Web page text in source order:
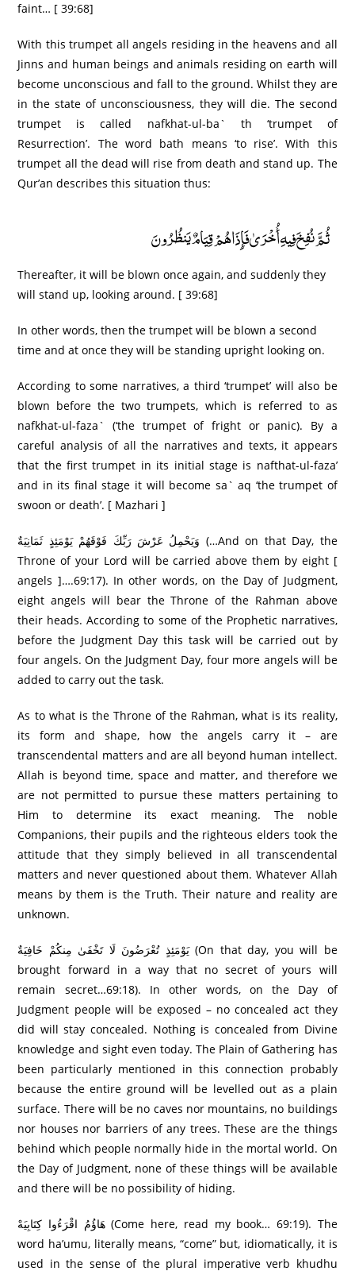
faint… [ 39:68]
With this trumpet all angels residing in the heavens and all
Jinns and human beings and animals residing on earth will
become unconscious and fall to the ground. Whilst they are
in the state of unconsciousness, they will die. The second
trumpet is called nafkhat-ul-ba` th ‘trumpet of
Resurrection’. The word bath means ‘to rise’. With this
trumpet all the dead will rise from death and stand up. The
Qur’an describes this situation thus:
ثُمَّ نُفِخَ فِيهِ أُخْرَ‌ىٰ فَإِذَا هُمْ قِيَامٌ يَنظُرُ‌ونَ
Thereafter, it will be blown once again, and suddenly they
will stand up, looking around. [ 39:68]
In other words, then the trumpet will be blown a second
time and at once they will be standing upright looking on.
According to some narratives, a third ‘trumpet’ will also be
blown before the two trumpets, which is referred to as
nafkhat-ul-faza` (‘the trumpet of fright or panic). By a
careful analysis of all the narratives and texts, it appears
that the first trumpet in its initial stage is nafthat-ul-faza’
and in its final stage it will become sa` aq ‘the trumpet of
swoon or death’. [ Mazhari ]
وَيَحْمِلُ عَرْ‌شَ رَ‌بِّكَ فَوْقَهُمْ يَوْمَئِذٍ ثَمَانِيَةٌ (…And on that Day, the
Throne of your Lord will be carried above them by eight [
angels ]….69:17). In other words, on the Day of Judgment,
eight angels will bear the Throne of the Rahman above
their heads. According to some of the Prophetic narratives,
before the Judgment Day this task will be carried out by
four angels. On the Judgment Day, four more angels will be
added to carry out the task.
As to what is the Throne of the Rahman, what is its reality,
its form and shape, how the angels carry it – are
transcendental matters and are all beyond human intellect.
Allah is beyond time, space and matter, and therefore we
are not permitted to pursue these matters pertaining to
Him to determine its exact meaning. The noble
Companions, their pupils and the righteous elders took the
attitude that they simply believed in all transcendental
matters and never questioned about them. Whatever Allah
means by them is the Truth. Their nature and reality are
unknown.
يَوْمَئِذٍ تُعْرَ‌ضُونَ لَا تَخْفَىٰ مِنكُمْ خَافِيَةٌ (On that day, you will be
brought forward in a way that no secret of yours will
remain secret…69:18). In other words, on the Day of
Judgment people will be exposed – no concealed act they
did will stay concealed. Nothing is concealed from Divine
knowledge and sight even today. The Plain of Gathering has
been particularly mentioned in this connection probably
because the entire ground will be levelled out as a plain
surface. There will be no caves nor mountains, no buildings
nor houses nor barriers of any trees. These are the things
behind which people normally hide in the mortal world. On
the Day of Judgment, none of these things will be available
and there will be no possibility of hiding.
هَاؤُمُ اقْرَ‌ءُوا كِتَابِيَهْ (Come here, read my book… 69:19). The
word ha’umu, literally means, “come” but, idiomatically, it is
used in the sense of the plural imperative verb khudhu